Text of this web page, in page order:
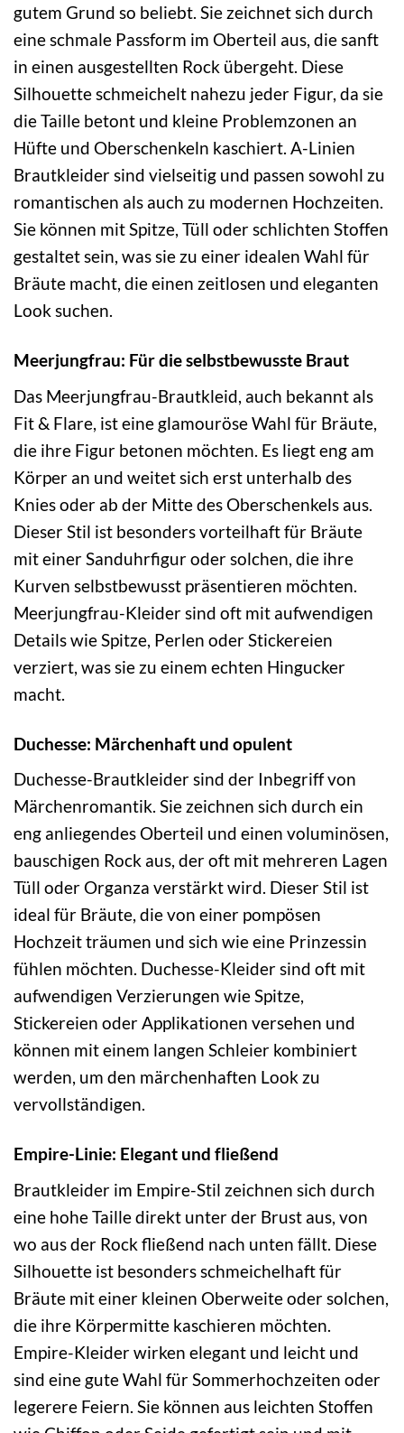
gutem Grund so beliebt. Sie zeichnet sich durch
eine schmale Passform im Oberteil aus, die sanft
in einen ausgestellten Rock übergeht. Diese
Silhouette schmeichelt nahezu jeder Figur, da sie
die Taille betont und kleine Problemzonen an
Hüfte und Oberschenkeln kaschiert. A-Linien
Brautkleider sind vielseitig und passen sowohl zu
romantischen als auch zu modernen Hochzeiten.
Sie können mit Spitze, Tüll oder schlichten Stoffen
gestaltet sein, was sie zu einer idealen Wahl für
Bräute macht, die einen zeitlosen und eleganten
Look suchen.
Meerjungfrau: Für die selbstbewusste Braut
Das Meerjungfrau-Brautkleid, auch bekannt als
Fit & Flare, ist eine glamouröse Wahl für Bräute,
die ihre Figur betonen möchten. Es liegt eng am
Körper an und weitet sich erst unterhalb des
Knies oder ab der Mitte des Oberschenkels aus.
Dieser Stil ist besonders vorteilhaft für Bräute
mit einer Sanduhrfigur oder solchen, die ihre
Kurven selbstbewusst präsentieren möchten.
Meerjungfrau-Kleider sind oft mit aufwendigen
Details wie Spitze, Perlen oder Stickereien
verziert, was sie zu einem echten Hingucker
macht.
Duchesse: Märchenhaft und opulent
Duchesse-Brautkleider sind der Inbegriff von
Märchenromantik. Sie zeichnen sich durch ein
eng anliegendes Oberteil und einen voluminösen,
bauschigen Rock aus, der oft mit mehreren Lagen
Tüll oder Organza verstärkt wird. Dieser Stil ist
ideal für Bräute, die von einer pompösen
Hochzeit träumen und sich wie eine Prinzessin
fühlen möchten. Duchesse-Kleider sind oft mit
aufwendigen Verzierungen wie Spitze,
Stickereien oder Applikationen versehen und
können mit einem langen Schleier kombiniert
werden, um den märchenhaften Look zu
vervollständigen.
Empire-Linie: Elegant und fließend
Brautkleider im Empire-Stil zeichnen sich durch
eine hohe Taille direkt unter der Brust aus, von
wo aus der Rock fließend nach unten fällt. Diese
Silhouette ist besonders schmeichelhaft für
Bräute mit einer kleinen Oberweite oder solchen,
die ihre Körpermitte kaschieren möchten.
Empire-Kleider wirken elegant und leicht und
sind eine gute Wahl für Sommerhochzeiten oder
legerere Feiern. Sie können aus leichten Stoffen